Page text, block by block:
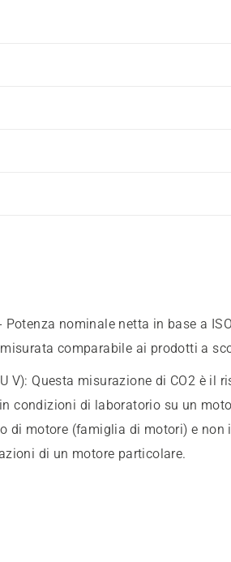
Potenza nominale netta in base a
comparabile ai prodotti a
V): Questa misurazione di CO2 è il
condizioni di laboratorio su un
di motore (famiglia di motori) e non
di un motore particolare.